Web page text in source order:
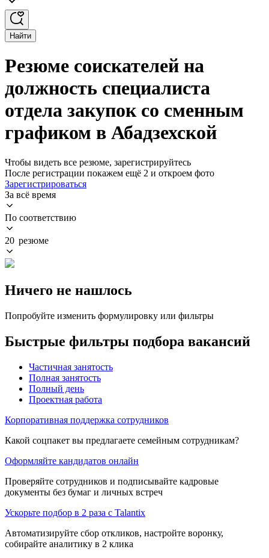
Найти
Резюме соискателей на
должность специалиста
отдела закупок со сменным
графиком в Абадзехской
Чтобы видеть все резюме, зарегистрируйтесь
После регистрации покажем ещё 2 и откроем фото
Зарегистрироваться
За всё время
По соответствию
20 резюме
Ничего не нашлось
Попробуйте изменить формулировку или фильтры
Быстрые фильтры подбора вакансий
Частичная занятость
Полная занятость
Полный день
Проектная работа
Корпоративная поддержка сотрудников
Какой соцпакет вы предлагаете семейным сотрудникам?
Оформляйте кандидатов онлайн
Проверяйте сотрудников и подписывайте кадровые
документы без бумаг и личных встреч
Ускорьте подбор в 2 раза с Talantix
Автоматизируйте сбор откликов, настройте воронку,
собирайте аналитику в 2 клика